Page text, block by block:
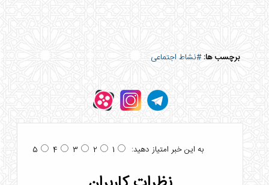
برچسب ها:#نشاط اجتماعی
به این خبر امتیاز دهید: 1
2
3
4
5